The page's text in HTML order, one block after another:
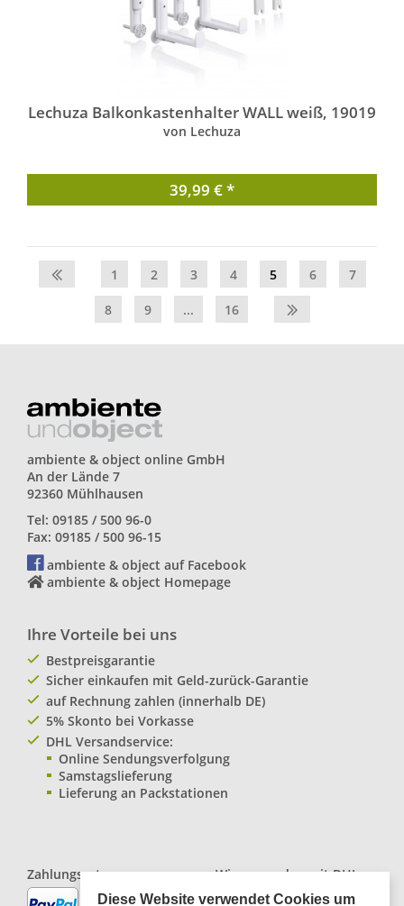
Lechuza Balkonkastenhalter WALL weiß, 19019
von Lechuza
39,99 € *
1 2 3 4 5 6 7
8 9 ... 16
ambiente & object online GmbH
An der Lände 7
92360 Mühlhausen
Tel: 09185 / 500 96-0
Fax: 09185 / 500 96-15
ambiente & object auf Facebook
ambiente & object Homepage
Ihre Vorteile bei uns
Bestpreisgarantie
Sicher einkaufen mit Geld-zurück-Garantie
auf Rechnung zahlen (innerhalb DE)
5% Skonto bei Vorkasse
DHL Versandservice:
Online Sendungsverfolgung
Samstagslieferung
Lieferung an Packstationen
Zahlungsarten: Wir versenden mitDHL
Paketservice
Diese Website verwendet Cookies um